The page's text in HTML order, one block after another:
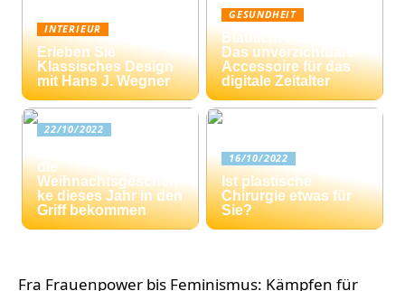
INTERIEUR
Erleben Sie
Klassisches Design
mit Hans J. Wegner
GESUNDHEIT
Blaulicht-Filterbrille:
Das unverzichtbare
Accessoire für das
digitale Zeitalter
22/10/2022
die
Weihnachtsgeschen
ke dieses Jahr in den
Griff bekommen
16/10/2022
Ist plastische
Chirurgie etwas für
Sie?
Fra Frauenpower bis Feminismus: Kämpfen für